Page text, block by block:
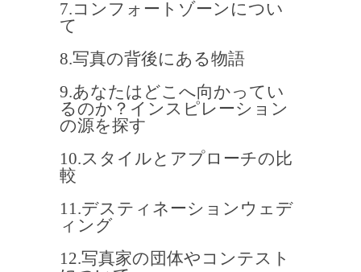
7.コンフォートゾーンについ
て
8.写真の背後にある物語
9.あなたはどこへ向かってい
るのか？インスピレーション
の源を探す
10.スタイルとアプローチの比
較
11.デスティネーションウェデ
ィング
12.写真家の団体やコンテスト